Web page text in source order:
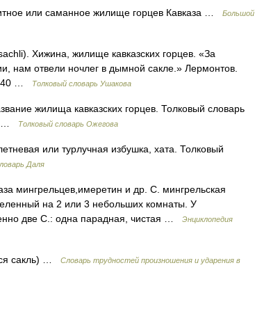
или саманное жилище горцев Кавказа …
Большой
Хижина, жилище кавказских горцев. «За
нам отвели ночлег в дымной сакле.» Лермонтов.
…
Толковый словарь Ушакова
жилища кавказских горцев. Толковый словарь
…
Толковый словарь Ожегова
или турлучная избушка, хата. Толковый
Даля
мингрельцев,имеретин и др. С. мингрельская
на 2 или 3 небольших комнаты. У
две С.: одна парадная, чистая …
Энциклопедия
сакль) …
Словарь трудностей произношения и ударения в